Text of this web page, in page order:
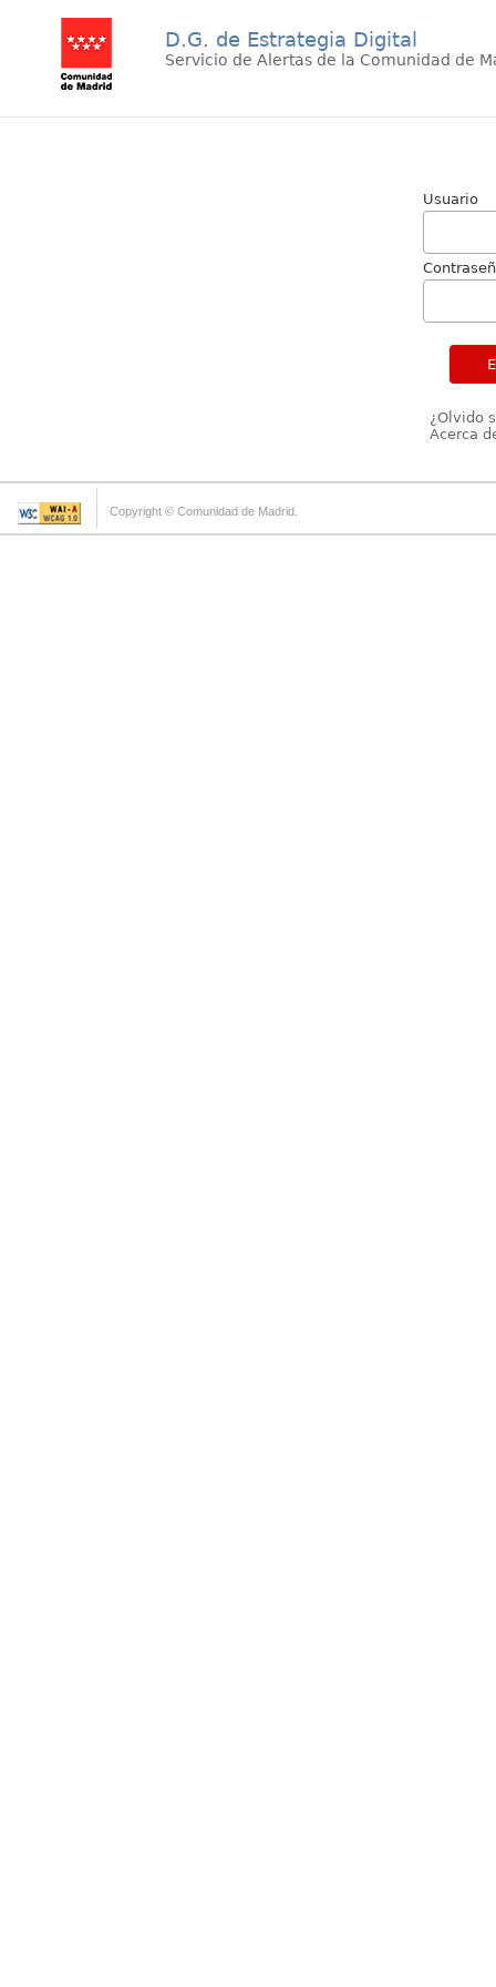
D.G. de Estrategia Digital
Servicio de Alertas de la Comunidad de
Usuario
¿Olvido
Acerca
Copyright © Comunidad de Madrid.